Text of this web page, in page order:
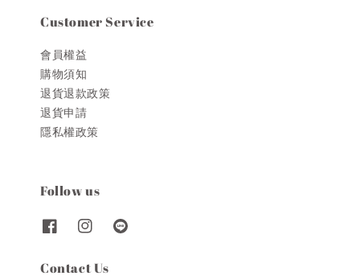
Customer Service
會員權益
購物須知
退貨退款政策
退貨申請
隱私權政策
Follow us
Contact Us